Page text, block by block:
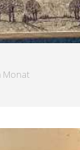
Monat